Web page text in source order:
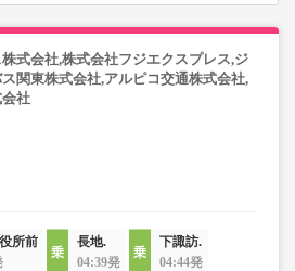
式会社,株式会社フジエクスプレス,ジ
関東株式会社,アルピコ交通株式会社,
社
所前
長地.
04:39発
下諏訪.
04:44発